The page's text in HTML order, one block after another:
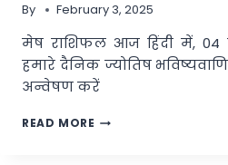
को
भाग्‍य
का
साथ!
By February 3, 2025
मेष राशिफल आज हिंदी में, 04
हमारे दैनिक ज्योतिष
अन्वेषण करें
READ MORE आज